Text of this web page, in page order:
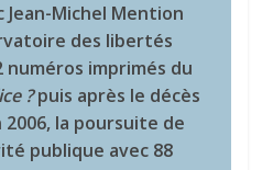
Michel Mention
des libertés
numéros imprimés du
?puis après le décès
2006, la poursuite de
publique avec 88